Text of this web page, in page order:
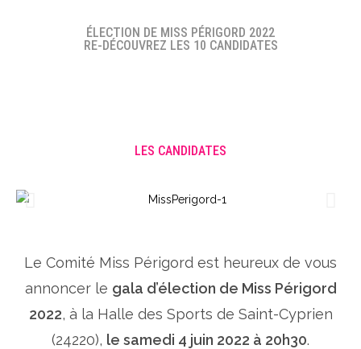
ÉLECTION DE MISS PÉRIGORD 2022
RE-DÉCOUVREZ LES 10 CANDIDATES
LES CANDIDATES
Le Comité Miss Périgord est heureux de vous
annoncer le gala d’élection de Miss Périgord
2022, à la Halle des Sports de Saint-Cyprien
(24220), le samedi 4 juin 2022 à 20h30.